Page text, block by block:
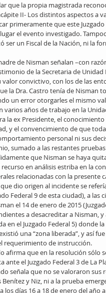
que la propia magistrada
II- Los distintos aspectos a
primeramente que este
el evento investigado.
ser un Fiscal de la Nación, ni la
de Nisman señalan –con
de la Secretaria de Unidad
valor convictivo, con los de las
la Dra. Castro tenía de Nisman
un error otorgarles el mismo
varios años de trabajo en la
la ex Presidente, el
y el convencimiento de que
personal ni sus
sumado a las restantes
que Nisman se haya
en análisis estriba en la
relacionadas con la presente
dio origen al incidente se
Federal 9 de esta ciudad), a las
el 14 de enero de 2015
a desacreditar a Nisman,
en el Juzgado Federal 5) donde
una “zona liberada”, y así
requerimiento de instrucción.
afirma que en la resolución sólo
ante el Juzgado Federal 3 de La
señala que no se valoraron sus
y Niz, ni a la prueba
los días 16 a 18 de enero del